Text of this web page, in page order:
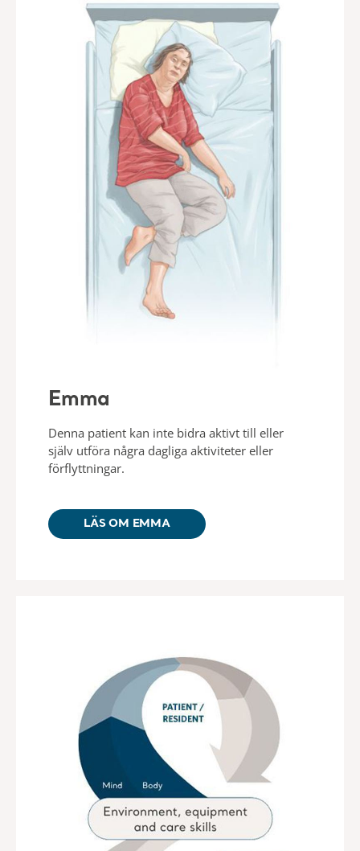
Emma
Denna patient kan inte bidra aktivt till eller
själv utföra några dagliga aktiviteter eller
förflyttningar.
LÄS OM EMMA